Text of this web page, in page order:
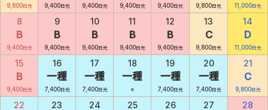
9,800日元 9,400日元 9,400日元 9,400日元 9,400日元 9,800日元 11,000日元
8
B
9,400日元
9
B
9,400日元
10
B
9,400日元
11
B
9,400日元
12
B
9,400日元
13
C
9,800日元
14
D
11,000日元
15
B
9,400日元
16
一種
7,400日元
17
一種
7,400日元
18
一種
×
19
一種
7,400日元
20
一種
7,400日元
21
C
9,800日元
22 23 24 25 26 27 28